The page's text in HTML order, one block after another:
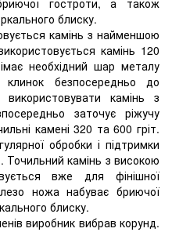
блиску.
камінь з найменшою
камінь 120
необхідний шар металу
безпосередньо до
використовувати камінь з
заточує ріжучу
камені 320 та 600 гріт.
обробки і підтримки
Точильний камінь з високою
вже для фінішної
ножа набуває бриючої
блиску.
виробник вибрав корунд.